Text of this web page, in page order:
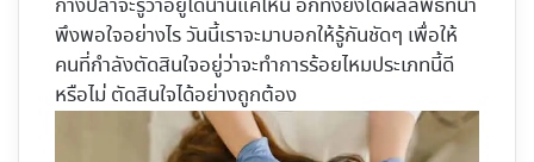
ก้างปลาจะรู้ว่าอยู่ได้นานแค่ไหน อีกทั้งยังได้ผลลัพธ์ที่น่า
พึงพอใจอย่างไร วันนี้เราจะมาบอกให้รู้กันชัดๆ เพื่อให้
คนที่กำลังตัดสินใจอยู่ว่าจะทำการร้อยไหมประเภทนี้ดี
หรือไม่ ตัดสินใจได้อย่างถูกต้อง